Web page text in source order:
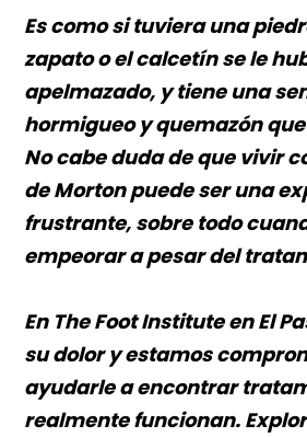
Es como si tuviera una
zapato o el calcetín se le
apelmazado, y tiene una
hormigueo y quemazón
No cabe duda de que vivir
de Morton puede ser una
frustrante, sobre todo
empeorar a pesar del
En The Foot Institute en El
su dolor y estamos
ayudarle a encontrar
realmente funcionan.